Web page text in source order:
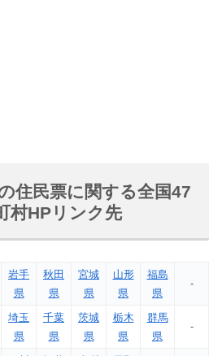
住民票に関する全国47
村HPリンク先
岩手
県
秋田
県
宮城
県
山形
県
福島
県
-
埼玉
県
千葉
県
茨城
県
栃木
県
群馬
県
-